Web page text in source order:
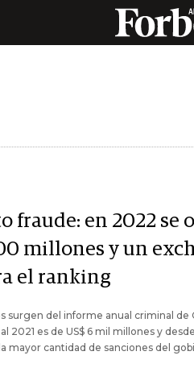
fraude: en 2022 se
millones y un
el ranking
surgen del informe anual criminal de
2021 es de US$ 6 mil millones y
mayor cantidad de sanciones del